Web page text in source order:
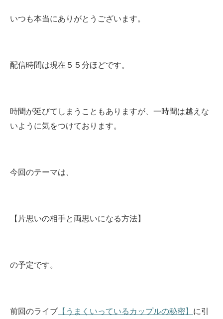
いつも本当にありがとうございます。
配信時間は現在５５分ほどです。
時間が延びてしまうこともありますが、一時間は越えな
いように気をつけております。
今回のテーマは、
【片思いの相手と両思いになる方法】
の予定です。
前回のライブ 【うまくいっているカップルの秘密】 に引